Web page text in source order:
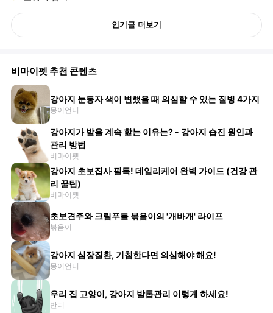
인기글 더보기
비마이펫 추천 콘텐츠
강아지 눈동자 색이 변했을 때 의심할 수 있는 질병 4가지
몽이언니
강아지가 발을 계속 핥는 이유는? - 강아지 습진 원인과
관리 방법
비마이펫
강아지 초보집사 필독! 데일리케어 완벽 가이드 (건강 관
리 꿀팁)
비마이펫
초보견주와 크림푸들 볶음이의 '개바개' 라이프
볶음이
강아지 심장질환, 기침한다면 의심해야 해요!
몽이언니
우리 집 고양이, 강아지 발톱관리 이렇게 하세요!
반디